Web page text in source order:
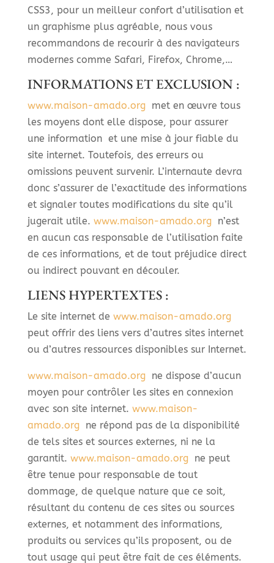
CSS3, pour un meilleur confort d’utilisation et
un graphisme plus agréable, nous vous
recommandons de recourir à des navigateurs
modernes comme Safari, Firefox, Chrome,…
INFORMATIONS ET EXCLUSION :
www.maison-amado.orgmet en œuvre tous
les moyens dont elle dispose, pour assurer
une information et une mise à jour fiable du
site internet. Toutefois, des erreurs ou
omissions peuvent survenir. L’internaute devra
donc s’assurer de l’exactitude des informations
et signaler toutes modifications du site qu’il
jugerait utile. www.maison-amado.orgn’est
en aucun cas responsable de l’utilisation faite
de ces informations, et de tout préjudice direct
ou indirect pouvant en découler.
LIENS HYPERTEXTES :
Le site internet de www.maison-amado.org
peut offrir des liens vers d’autres sites internet
ou d’autres ressources disponibles sur Internet.
www.maison-amado.orgne dispose d’aucun
moyen pour contrôler les sites en connexion
avec son site internet. www.maison-
amado.orgne répond pas de la disponibilité
de tels sites et sources externes, ni ne la
garantit. www.maison-amado.orgne peut
être tenue pour responsable de tout
dommage, de quelque nature que ce soit,
résultant du contenu de ces sites ou sources
externes, et notamment des informations,
produits ou services qu’ils proposent, ou de
tout usage qui peut être fait de ces éléments.